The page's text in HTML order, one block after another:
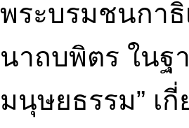
พระบรมชนกา
นาถบพิตร ในฐ
มนุษยธรรม” เ